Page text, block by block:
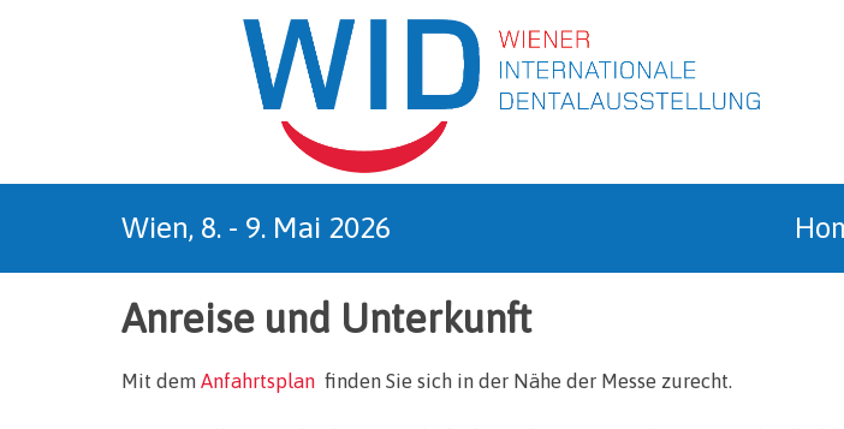
Wien, 8. - 9. Mai 2026
Anreise und Unterkunft
Mit dem Anfahrtsplanfinden Sie sich in der Nähe der Messe zurecht.